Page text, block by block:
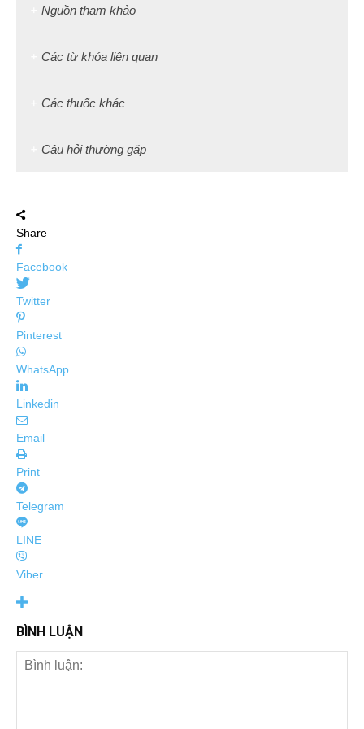
Nguồn tham khảo
Các từ khóa liên quan
Các thuốc khác
Câu hỏi thường gặp
Share
Facebook
Twitter
Pinterest
WhatsApp
Linkedin
Email
Print
Telegram
LINE
Viber
BÌNH LUẬN